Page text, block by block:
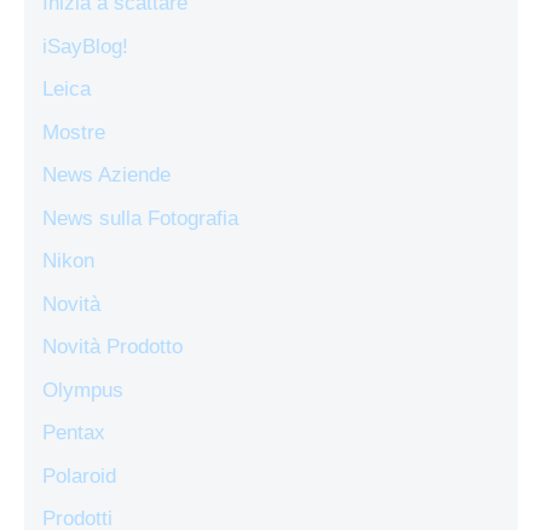
iSayBlog!
Leica
Mostre
News Aziende
News sulla Fotografia
Nikon
Novità
Novità Prodotto
Olympus
Pentax
Polaroid
Prodotti